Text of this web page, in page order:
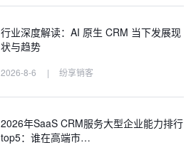
行业深度解读：AI 原生 CRM 当下发展现
状与趋势
2026-8-6 | 纷享销客
2026年SaaS CRM服务大型企业能力排行
top5：谁在高端市…